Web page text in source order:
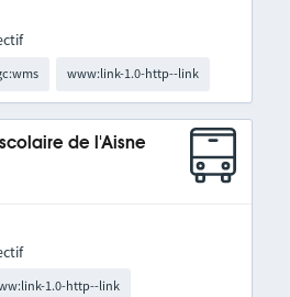
www:link-1.0-http--link
de l'Aisne
1.0-http--link